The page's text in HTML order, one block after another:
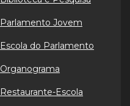
Parlamento Jovem
Escola do Parlamento
Organograma
Restaurante-Escola